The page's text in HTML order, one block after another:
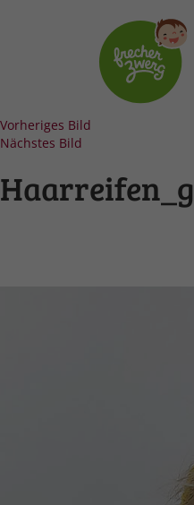
Vorheriges Bild
Nächstes Bild